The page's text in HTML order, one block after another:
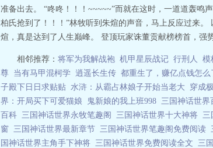
准备出去。 “咚咚！！！~~~~~”而就在这时，一道道轰鸣
柏氏抢到了！！！”林牧听到朱煊的声音，马上反应过来
煊，真是达到了人生巅峰。 登顶玩家诛董贡献榜榜首，
相邻推荐： 将军为我解战袍 机甲星辰战记 行刑人 模
尊
当有马甲混柯学 逍遥长生传 都重生了，赚亿点钱怎么
子殿下日日求贴贴 水浒：从霸占林娘子开始当老大 穿成
界：开局买下可爱猫娘
鬼新娘的我上班998 三国神话世界
百科 三国神话世界永牧笔趣阁 三国神话世界十大神将 三
窗 三国神话世界最新章节 三国神话世界笔趣阁免费阅读
国神话世界主角手下神将 三国神话世界免费阅读全文 三